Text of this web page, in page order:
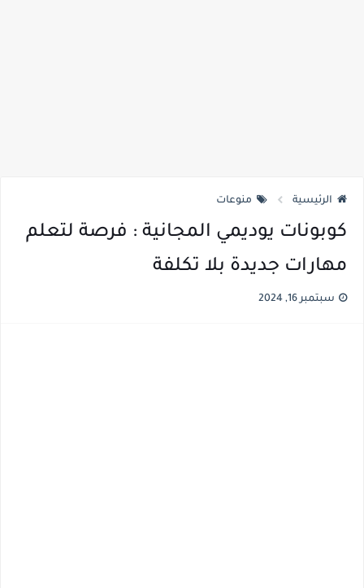
الرئيسية منوعات
كوبونات يوديمي المجانية : فرصة لتعلم
مهارات جديدة بلا تكلفة
سبتمبر 16, 2024